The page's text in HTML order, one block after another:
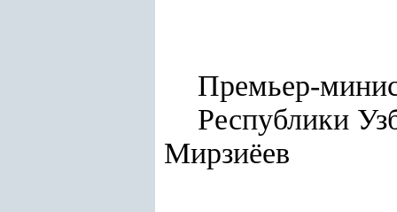
Премьер-
Мирзиёев